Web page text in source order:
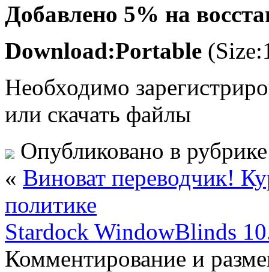
Добавлено 5% на
Download:Portable
Необходимо
или скачать файлы
Опубликовано в
« Виноват переводчик!
политике
Stardock WindowBlinds
Комментирование и